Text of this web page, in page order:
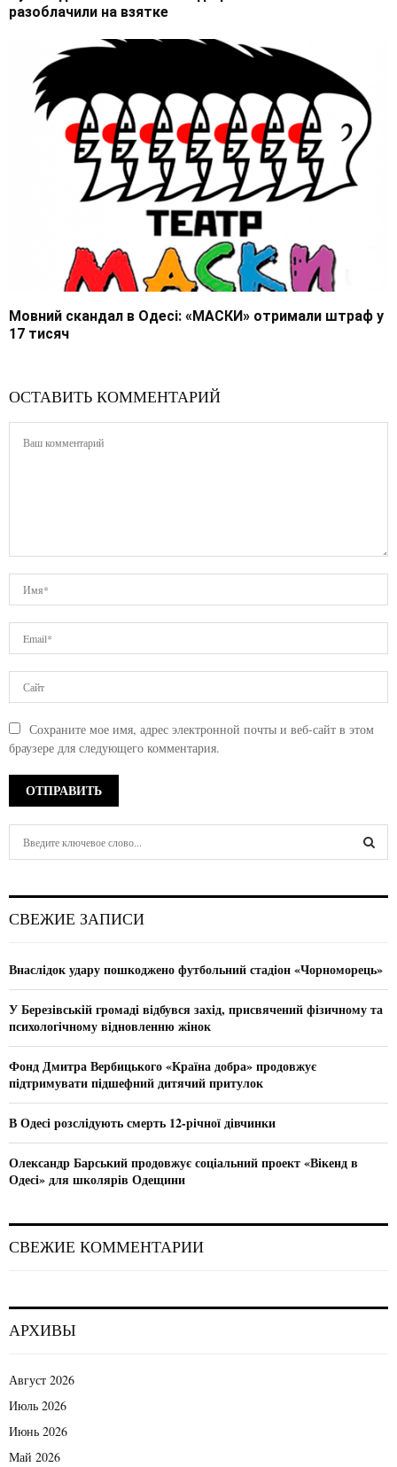
разоблачили на взятке
Мовний скандал в Одесі: «МАСКИ» отримали штраф у
17 тисяч
ОСТАВИТЬ КОММЕНТАРИЙ
Сохраните мое имя, адрес электронной почты и веб-сайт в этом
браузере для следующего комментария.
h
o
:
C
СВЕЖИЕ ЗАПИСИ
Внаслідок удару пошкоджено футбольний стадіон «Чорноморець»
У Березівській громаді відбувся захід, присвячений фізичному та
психологічному відновленню жінок
Фонд Дмитра Вербицького «Країна добра» продовжує
підтримувати підшефний дитячий притулок
В Одесі розслідують смерть 12-річної дівчинки
Олександр Барський продовжує соціальний проект «Вікенд в
Одесі» для школярів Одещини
СВЕЖИЕ КОММЕНТАРИИ
АРХИВЫ
Август 2026
Июль 2026
Июнь 2026
Май 2026